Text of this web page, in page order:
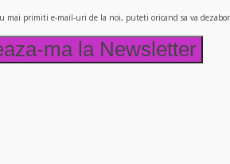
primiti e-mail-uri de la noi, puteti oricand sa va